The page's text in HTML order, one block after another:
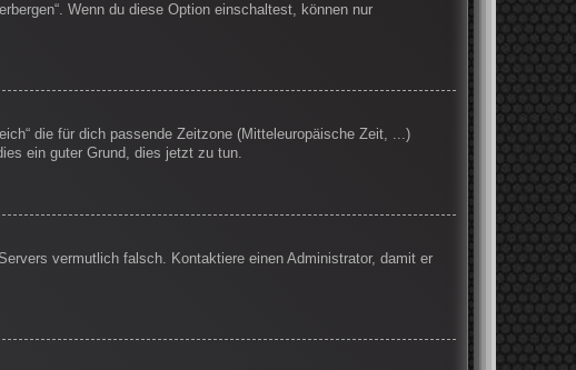
Wenn du diese Option einschaltest, können nur
die für dich passende Zeitzone (Mitteleuropäische Zeit, ...)
ein guter Grund, dies jetzt zu tun.
vermutlich falsch. Kontaktiere einen Administrator, damit er